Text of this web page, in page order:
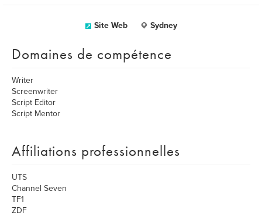
Site Web Sydney
Domaines de compétence
Writer
Screenwriter
Script Editor
Script Mentor
Affiliations professionnelles
UTS
Channel Seven
TF1
ZDF